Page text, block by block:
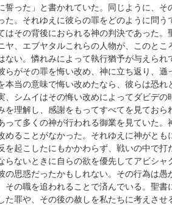
った」と書かれていた。同じように、そ
。それゆえに彼らの罪をどのように問う
その背後におられる神の判決であった。
、エブヤタルこれらの人物が、このとこ
い。憐れみによって執行猶予が与えられ
がその罪を悔い改め、神に立ち返り、遜
当の意味で悔い改めたなら、彼らは恐れ
シムイはその悔い改めによってダビデの
理解し、感謝をもってすべてを見ておら
て多くの神が行われる御業を見ていた。
ることがなかった。それゆえに神がとも
起こしたにもかかわらず、戦いの中で打
ないときに自らの欲を優先してアビシャ
思惑だったかもしれない。その行為は愚
の職を追われることで済んでいる。聖書
罪や、その後の赦しを私たちに考えさせ